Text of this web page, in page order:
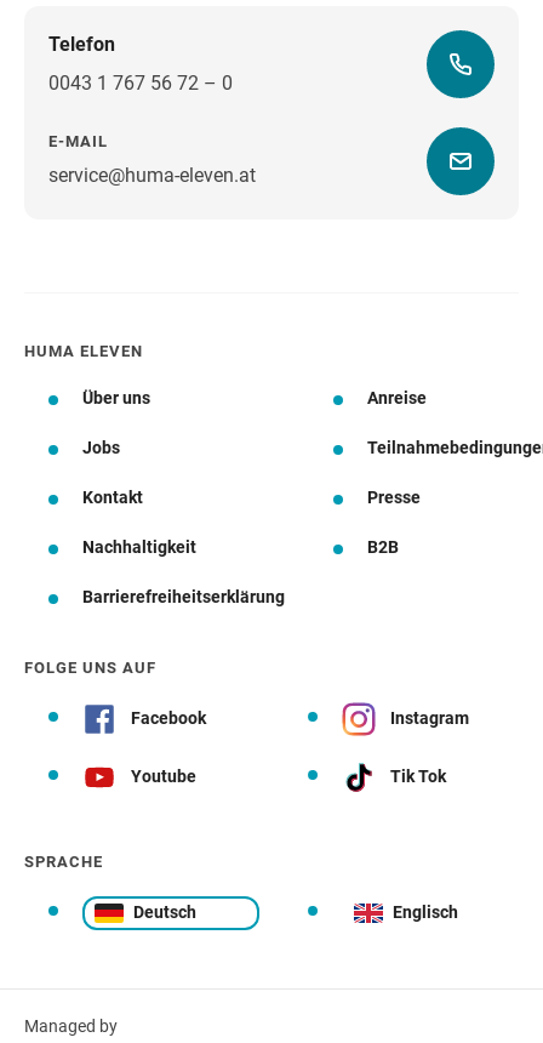
Telefon
0043 1 767 56 72 – 0
E-MAIL
service@huma-eleven.atWegbeschreibung
HUMA ELEVEN
Über uns Anreise
Jobs
Kontakt Presse
Nachhaltigkeit B2B
Barrierefreiheitserklärung
FOLGE UNS AUF
Facebook Instagram
Youtube Tik Tok
SPRACHE
Deutsch Englisch
Managed by